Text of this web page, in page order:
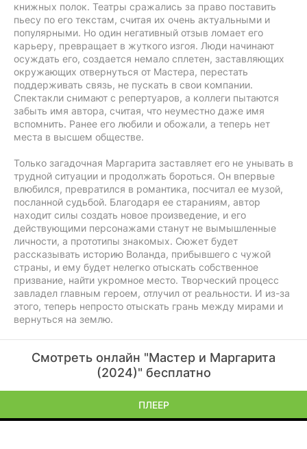
книжных полок. Театры сражались за право поставить
пьесу по его текстам, считая их очень актуальными и
популярными. Но один негативный отзыв ломает его
карьеру, превращает в жуткого изгоя. Люди начинают
осуждать его, создается немало сплетен, заставляющих
окружающих отвернуться от Мастера, перестать
поддерживать связь, не пускать в свои компании.
Спектакли снимают с репертуаров, а коллеги пытаются
забыть имя автора, считая, что неуместно даже имя
вспомнить. Ранее его любили и обожали, а теперь нет
места в высшем обществе.
Только загадочная Маргарита заставляет его не унывать в
трудной ситуации и продолжать бороться. Он впервые
влюбился, превратился в романтика, посчитал ее музой,
посланной судьбой. Благодаря ее стараниям, автор
находит силы создать новое произведение, и его
действующими персонажами станут не вымышленные
личности, а прототипы знакомых. Сюжет будет
рассказывать историю Воланда, прибывшего с чужой
страны, и ему будет нелегко отыскать собственное
призвание, найти укромное место. Творческий процесс
завладел главным героем, отлучил от реальности. И из-за
этого, теперь непросто отыскать грань между мирами и
вернуться на землю.
Смотреть онлайн "Мастер и Маргарита
(2024)" бесплатно
ПЛЕЕР